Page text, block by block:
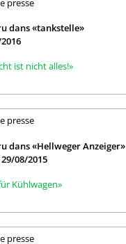
dans «tankstelle»
ist nicht alles!»
dans «Hellweger Anzeiger»
08/2015
Kühlwagen»